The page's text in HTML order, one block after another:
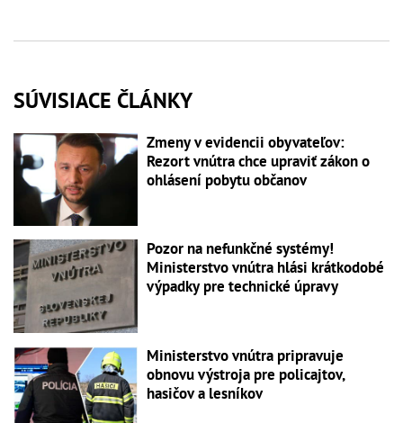
SÚVISIACE ČLÁNKY
Zmeny v evidencii obyvateľov:
Rezort vnútra chce upraviť zákon o
ohlásení pobytu občanov
Pozor na nefunkčné systémy!
Ministerstvo vnútra hlási krátkodobé
výpadky pre technické úpravy
Ministerstvo vnútra pripravuje
obnovu výstroja pre policajtov,
hasičov a lesníkov